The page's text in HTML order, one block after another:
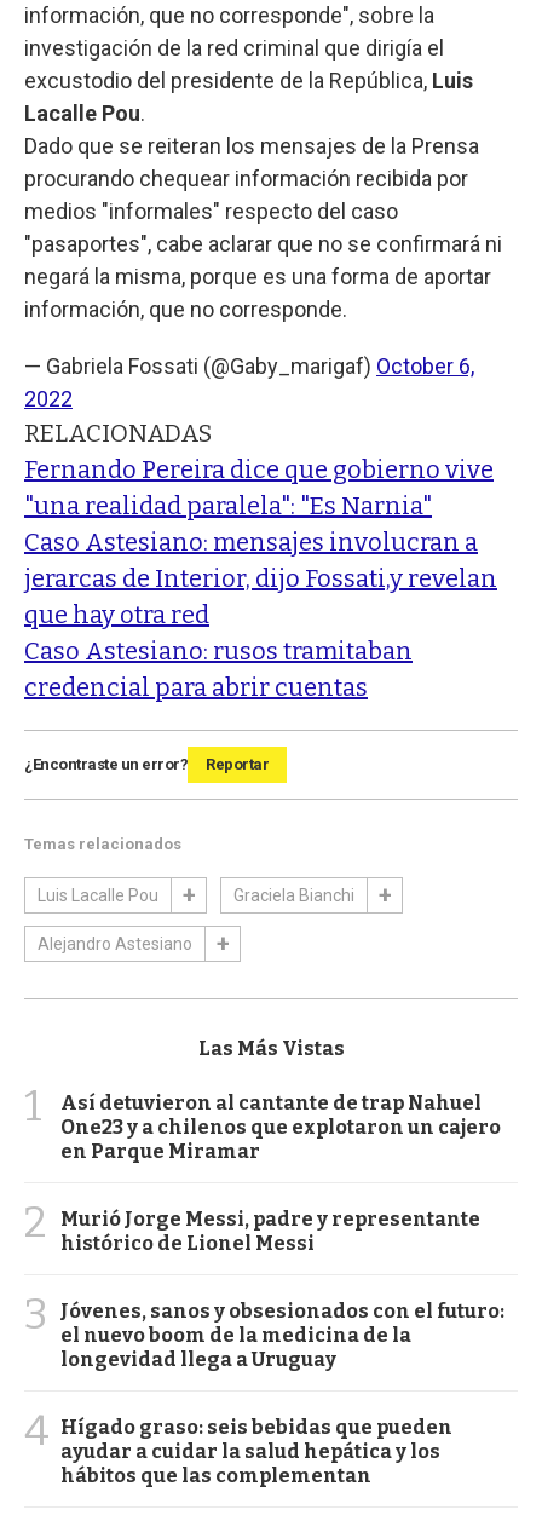
información, que no corresponde", sobre la
investigación de la red criminal que dirigía el
excustodio del presidente de la República, Luis
Lacalle Pou.
Dado que se reiteran los mensajes de la Prensa
procurando chequear información recibida por
medios "informales" respecto del caso
"pasaportes", cabe aclarar que no se confirmará ni
negará la misma, porque es una forma de aportar
información, que no corresponde.
— Gabriela Fossati (@Gaby_marigaf) October 6,
2022
RELACIONADAS
Fernando Pereira dice que gobierno vive
"una realidad paralela": "Es Narnia"
Caso Astesiano: mensajes involucran a
jerarcas de Interior, dijo Fossati,y revelan
que hay otra red
Caso Astesiano: rusos tramitaban
credencial para abrir cuentas
¿Encontraste un error? Reportar
Temas relacionados
Luis Lacalle Pou Graciela Bianchi
Alejandro Astesiano
Las Más Vistas
1
Así detuvieron al cantante de trap Nahuel
One23 y a chilenos que explotaron un cajero
en Parque Miramar
2
Murió Jorge Messi, padre y representante
histórico de Lionel Messi
3
Jóvenes, sanos y obsesionados con el futuro:
el nuevo boom de la medicina de la
longevidad llega a Uruguay
4 Hígado graso: seis bebidas que pueden
ayudar a cuidar la salud hepática y los
hábitos que las complementan